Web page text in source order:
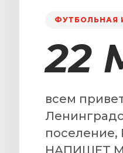
ФУТБОЛЬНАЯ
22
всем
поселение,
НАПИШЕТ